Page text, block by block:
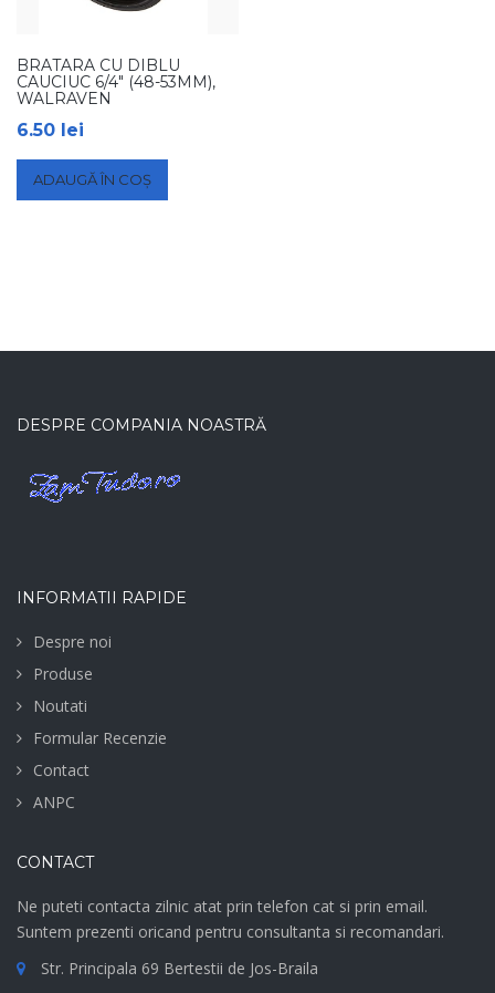
BRATARA CU DIBLU
CAUCIUC 6/4″ (48-53MM),
WALRAVEN
6.50 lei
ADAUGĂ ÎN COȘ
DESPRE COMPANIA NOASTRĂ
INFORMATII RAPIDE
Despre noi
Produse
Noutati
Formular Recenzie
Contact
ANPC
CONTACT
Ne puteti contacta zilnic atat prin telefon cat si prin email.
Suntem prezenti oricand pentru consultanta si recomandari.
Str. Principala 69 Bertestii de Jos-Braila